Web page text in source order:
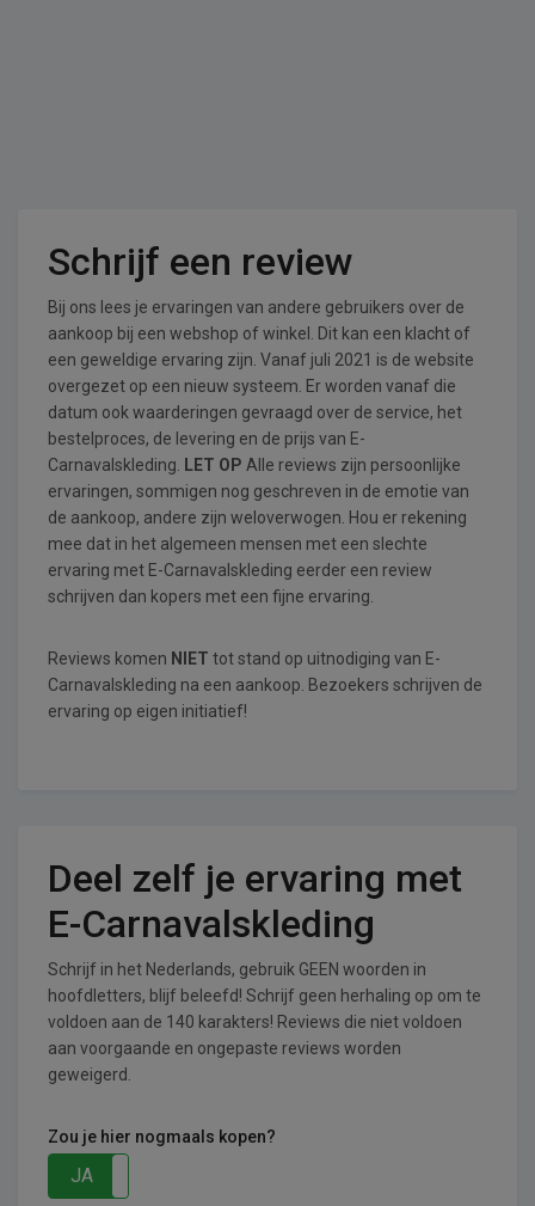
Schrijf een review
Bij ons lees je ervaringen van andere gebruikers over de
aankoop bij een webshop of winkel. Dit kan een klacht of
een geweldige ervaring zijn. Vanaf juli 2021 is de website
overgezet op een nieuw systeem. Er worden vanaf die
datum ook waarderingen gevraagd over de service, het
bestelproces, de levering en de prijs van E-
Carnavalskleding.
LET OP Alle reviews zijn persoonlijke
ervaringen, sommigen nog geschreven in de emotie van
de aankoop, andere zijn weloverwogen. Hou er rekening
mee dat in het algemeen mensen met een slechte
ervaring met E-Carnavalskleding eerder een review
schrijven dan kopers met een fijne ervaring.
Reviews komen NIET tot stand op uitnodiging van E-
Carnavalskleding na een aankoop. Bezoekers schrijven de
ervaring op eigen initiatief!
Deel zelf je ervaring met
E-Carnavalskleding
Schrijf in het Nederlands, gebruik GEEN woorden in
hoofdletters, blijf beleefd! Schrijf geen herhaling op om te
voldoen aan de 140 karakters! Reviews die niet voldoen
aan voorgaande en ongepaste reviews worden
geweigerd.
Zou je hier nogmaals kopen?
JA